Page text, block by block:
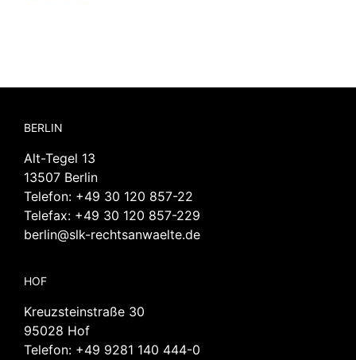
BERLIN
Alt-Tegel 13
13507 Berlin
Telefon: +49 30 120 857-22
Telefax: +49 30 120 857-229
berlin@slk-rechtsanwaelte.de
HOF
Kreuzsteinstraße 30
95028 Hof
Telefon: +49 9281 140 444-0